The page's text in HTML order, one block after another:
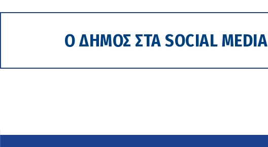
Ο ΔΗΜΟΣ ΣΤΑ SOCIAL MEDIA